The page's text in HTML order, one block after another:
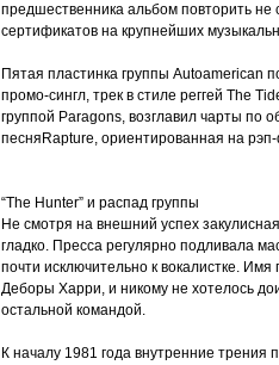
предшественника альбом повторить не
сертификатов на крупнейших
Пятая пластинка группы Autoamerican
промо-сингл, трек в стиле реггей The
группой Paragons, возглавил чарты по
песняRapture, ориентированная на
“The Hunter” и распад группы
Не смотря на внешний успех
гладко. Пресса регулярно подливала
почти исключительно к вокалистке.
Деборы Харри, и никому не хотелось
остальной командой.
К началу 1981 года внутренние трения